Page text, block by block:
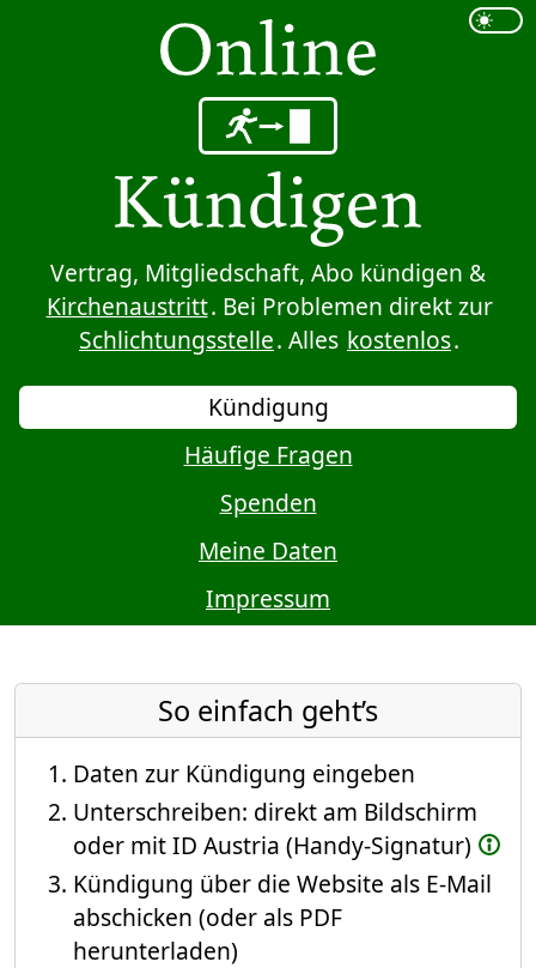
Sprung zum Inhalt
Vertrag, Mitgliedschaft, Abo kündigen &
Kirchenaustritt. Bei Problemen direkt zur
Schlichtungsstelle. Alles kostenlos.
Kündigung
Häufige Fragen
Spenden
Meine Daten
Impressum
So einfach geht’s
Daten zur Kündigung eingeben
Unterschreiben: direkt am Bildschirm
oder mit ID Austria (Handy-Signatur)
Kündigung über die Website als E-Mail
abschicken (oder als PDF
herunterladen)